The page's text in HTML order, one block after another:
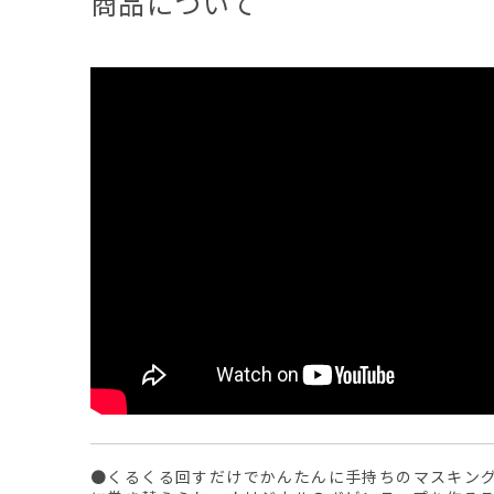
●くるくる回すだけでかんたんに手持ちのマスキン